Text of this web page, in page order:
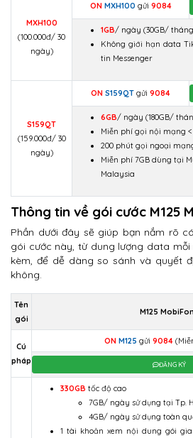
MXH100
(100.000đ/ 30
ngày)
ON MXH100 gửi 9084
1GB/ ngày (30GB/
Không giới hạn data
tin Messenger
S159QT
(159.000đ/ 30
ngày)
ON S159QT gửi 9084
6GB/ ngày (180GB/
Miễn phí gọi nội mạng
200 phút gọi ngoại
Miễn phí 7GB dùng tại
Malaysia
Thông tin về gói cước M125
Phần dưới đây sẽ giúp bạn nắm rõ
gói cước này, từ dung lượng data
kèm, để dễ dàng so sánh và quyết
không.
Tên
gói
M125
Cú
pháp
ON M125 gửi 9084
ĐĂNG KÝ
330GB tốc độ cao
7GB/ ngày sử dụng tại Tp.
4GB/ ngày sử dụng toàn
1 tài khoản xem nội dung gói